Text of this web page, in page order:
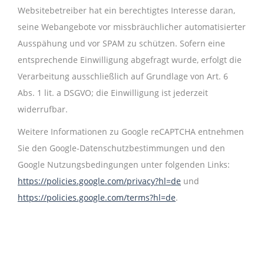
Websitebetreiber hat ein berechtigtes Interesse daran,
seine Webangebote vor missbräuchlicher automatisierter
Ausspähung und vor SPAM zu schützen. Sofern eine
entsprechende Einwilligung abgefragt wurde, erfolgt die
Verarbeitung ausschließlich auf Grundlage von Art. 6
Abs. 1 lit. a DSGVO; die Einwilligung ist jederzeit
widerrufbar.
Weitere Informationen zu Google reCAPTCHA entnehmen
Sie den Google-Datenschutzbestimmungen und den
Google Nutzungsbedingungen unter folgenden Links:
https://policies.google.com/privacy?hl=de und
https://policies.google.com/terms?hl=de.